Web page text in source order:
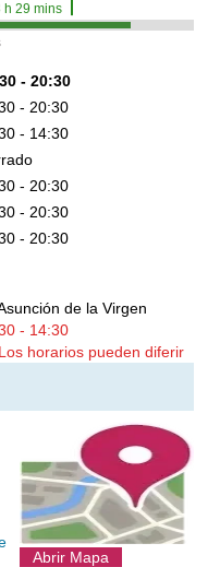
h29 mins
- 20:30
- 20:30
- 14:30
- 20:30
- 20:30
- 20:30
de la Virgen
- 14:30
Los horarios pueden diferir
Abrir Mapa